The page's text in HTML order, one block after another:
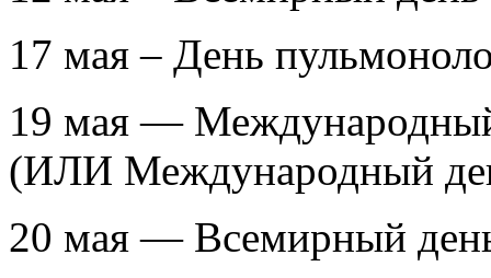
17 мая – День
19 мая —
(ИЛИ Международный
20 мая — Всемирный день